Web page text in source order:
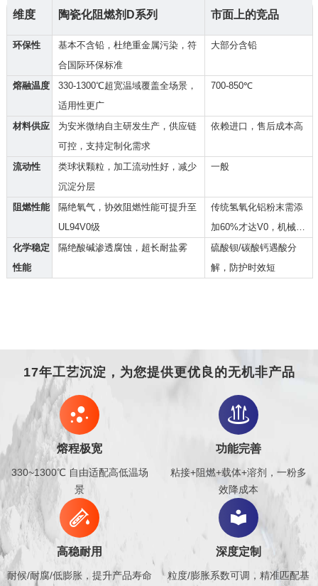
维度 陶瓷化阻燃剂D系列 市面上的竞品
环保性
基本不含铅，杜绝重金属污染，符
合国际环保标准
大部分含铅
熔融温度
330-1300℃超宽温域覆盖全场景，
适用性更广
700-850℃
材料供应
为安米微纳自主研发生产，供应链
可控，支持定制化需求
依赖进口，售后成本高
流动性
类球状颗粒，加工流动性好，减少
沉淀分层
一般
阻燃性能
隔绝氧气，协效阻燃性能可提升至
UL94V0级
传统氢氧化铝粉末需添
加60%才达V0，机械强
度低
化学稳定
性能
隔绝酸碱渗透腐蚀，超长耐盐雾
硫酸钡/碳酸钙遇酸分
解，防护时效短
17年工艺沉淀，为您提供更优良的无机非产品

熔程极宽
330~1300℃ 自由适配高低温场
景

功能完善
粘接+阻燃+载体+溶剂，一粉多
效降成本

高稳耐用
耐候/耐腐/低膨胀，提升产品寿命

深度定制
粒度/膨胀系数可调，精准匹配基